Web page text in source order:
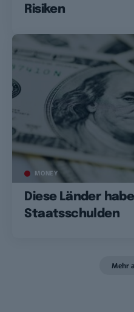
Risiken
MONEY
Diese Länder
Staatsschulden
Mehr